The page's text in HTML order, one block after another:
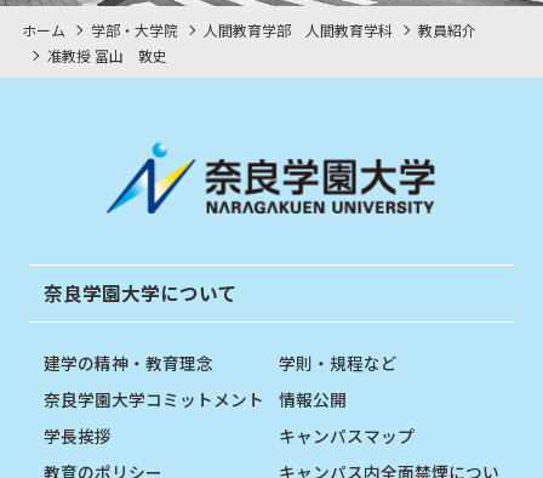
ホーム 学部・大学院 人間教育学部 人間教育学科
教員紹介
准教授 冨山 敦史
奈良学園大学について
建学の精神・教育理念
奈良学園大学コミットメント
学長挨拶
教育のポリシー
学則・規程など
情報公開
キャンパスマップ
キャンパス内全面禁煙につい